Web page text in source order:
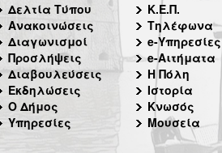
Δελτία Τύπου
Ανακοινώσεις
Διαγωνισμοί
Προσλήψεις
Διαβουλεύσεις
Εκδηλώσεις
Ο Δήμος
Υπηρεσίες
Κ.Ε.Π.
Τηλέφωνα
e-Υπηρεσίες
e-Αιτήματα
Η Πόλη
Ιστορία
Κνωσός
Μουσεία